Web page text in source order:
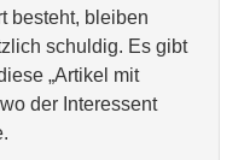
besteht, bleiben
schuldig. Es gibt
„Artikel mit
der Interessent